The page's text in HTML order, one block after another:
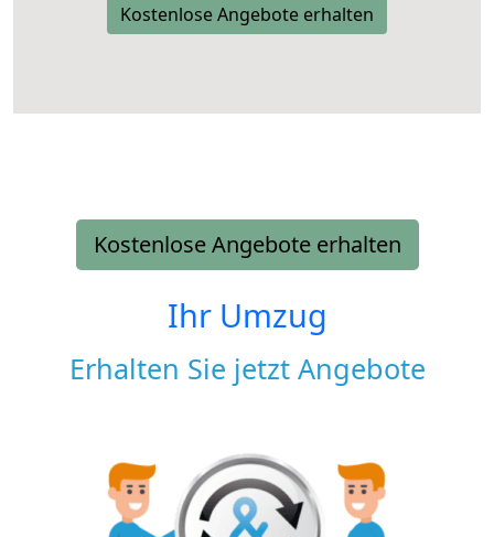
Kostenlose Angebote erhalten
Kostenlose Angebote erhalten
Ihr Umzug
Erhalten Sie jetzt Angebote